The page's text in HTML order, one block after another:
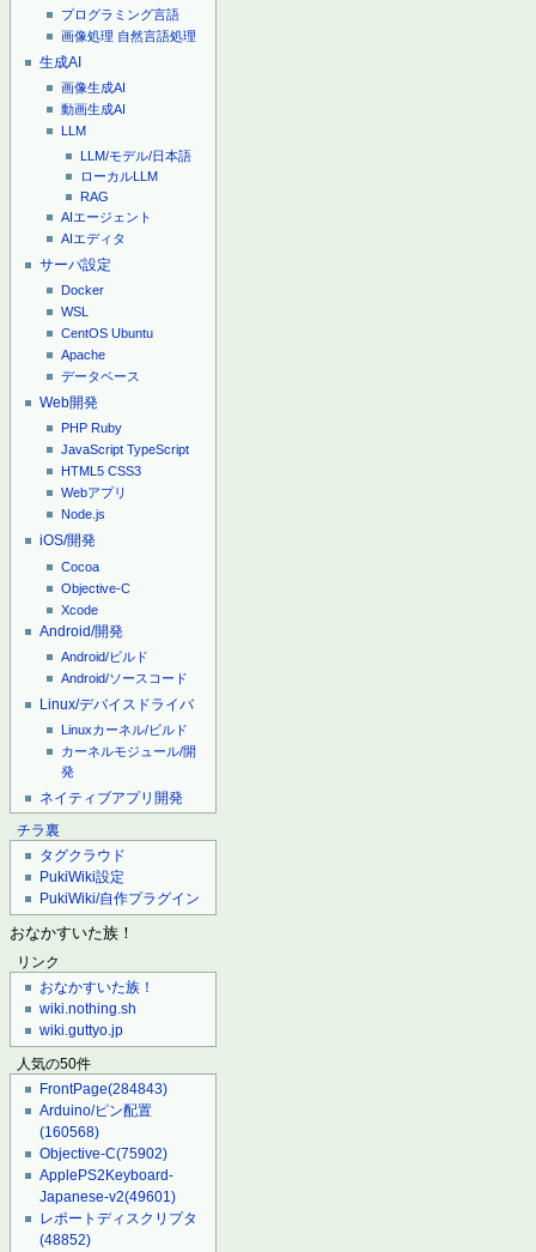
プログラミング言語
画像処理 自然言語処理
生成AI
画像生成AI
動画生成AI
LLM
LLM/モデル/日本語
ローカルLLM
RAG
AIエージェント
AIエディタ
サーバ設定
Docker
WSL
CentOS Ubuntu
Apache
データベース
Web開発
PHP Ruby
JavaScript TypeScript
HTML5 CSS3
Webアプリ
Node.js
iOS/開発
Cocoa
Objective-C
Xcode
Android/開発
Android/ビルド
Android/ソースコード
Linux/デバイスドライバ
Linuxカーネル/ビルド
カーネルモジュール/開
発
ネイティブアプリ開発
チラ裏
タグクラウド
PukiWiki設定
PukiWiki/自作プラグイン
おなかすいた族！
リンク
おなかすいた族！
wiki.nothing.sh
wiki.guttyo.jp
人気の50件
FrontPage(284843)
Arduino/ピン配置
(160568)
Objective-C(75902)
ApplePS2Keyboard-
Japanese-v2(49601)
レポートディスクリプタ
(48852)